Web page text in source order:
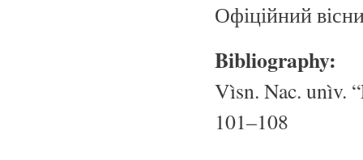
Офіційний
Bibliography:
Vìsn. Nac. unìv.
101–108